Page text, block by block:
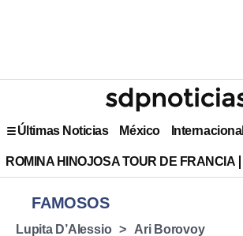
Últimas Noticias México Internacional
ROMINA HINOJOSA TOUR DE FRANCIA
FAMOSOS
Lupita D’Alessio Ari Borovoy